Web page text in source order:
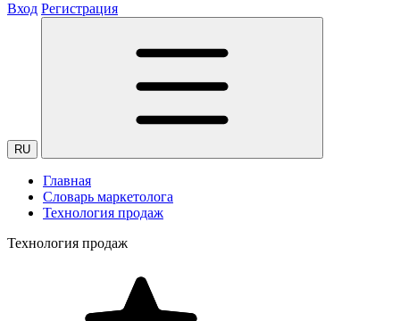
Вход Регистрация
RU
Главная
Словарь маркетолога
Технология продаж
Технология продаж